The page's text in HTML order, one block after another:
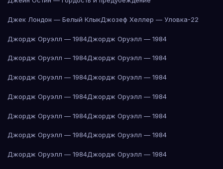
Джек Лондон — Белый КлыкДжозеф Хеллер — Уловка-22
Джордж Оруэлл — 1984Джордж Оруэлл — 1984
Джордж Оруэлл — 1984Джордж Оруэлл — 1984
Джордж Оруэлл — 1984Джордж Оруэлл — 1984
Джордж Оруэлл — 1984Джордж Оруэлл — 1984
Джордж Оруэлл — 1984Джордж Оруэлл — 1984
Джордж Оруэлл — 1984Джордж Оруэлл — 1984
Джордж Оруэлл — 1984Джордж Оруэлл — 1984